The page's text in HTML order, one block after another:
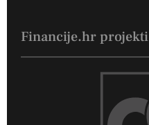
Financije.hr projekti